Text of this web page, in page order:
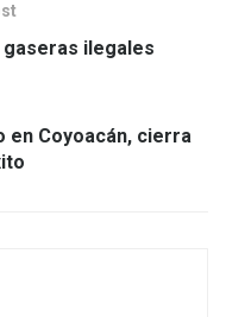
ilegales
en Coyoacán, cierra